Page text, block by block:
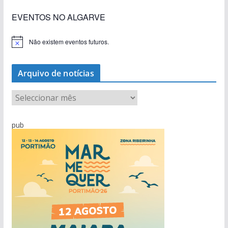
EVENTOS NO ALGARVE
Não existem eventos futuros.
Arquivo de notícias
r
q
e
pub